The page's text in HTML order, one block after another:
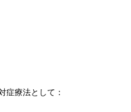
症療法として：